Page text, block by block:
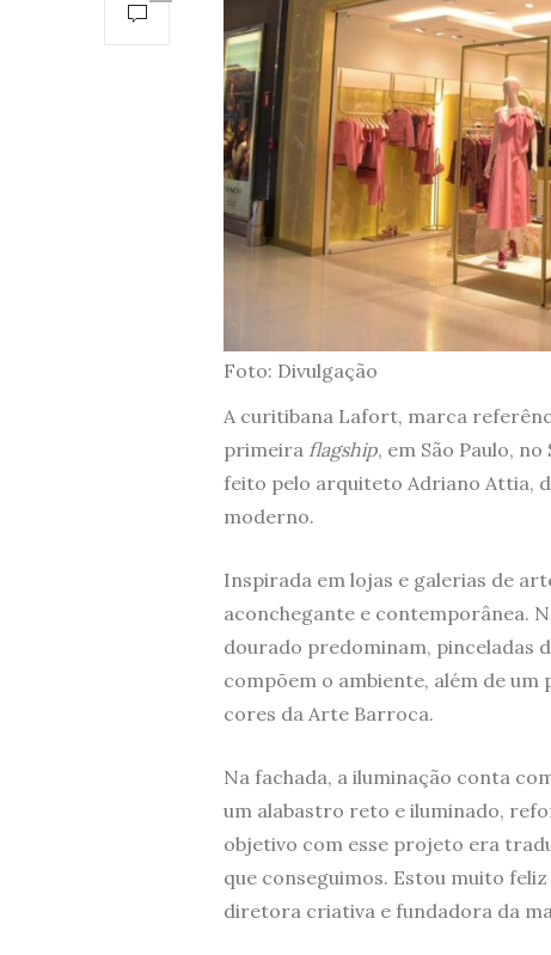
Foto: Divulgação
A curitibana Lafort, marca
primeira flagship, em São Paulo,
feito pelo arquiteto Adriano Attia,
moderno.
Inspirada em lojas e galerias de
aconchegante e contemporânea.
dourado predominam, pinceladas
compõem o ambiente, além de
cores da Arte Barroca.
Na fachada, a iluminação conta
um alabastro reto e iluminado,
objetivo com esse projeto era
que conseguimos. Estou muito
diretora criativa e fundadora da